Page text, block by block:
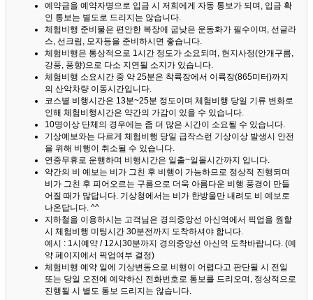
예약금을 예약자명으로 입금 시 저희에게 자동 통보가 되며, 입금 확
인 통보는 별도로 드리지는 않습니다.
체험비행 준비물은 편안한 복장에 굽낮은 운동화가 필수이며, 선글라
스, 선크림, 모자등을 준비하시면 좋습니다.
체험비행은 통상적으로 1시간 정도가 소요되며, 현지사정(안개구름,
강풍, 풍향)으로 다소 지연될 소지가 있습니다.
체험비행 소요시간 중 약 25분은 착륙장에서 이륙장(865미터)까지
의 산악차량 이동시간입니다.
코스별 비행시간은 13분~25분 정도이며 체험비행 당일 기류 변화로
인해 체험비행시간은 약간의 가감이 있을 수 있습니다.
10명이상 단체의 경우에는 좀 더 많은 시간이 소요될 수 있습니다.
기상예보와는 다르게 체험비행 당일 급작스런 기상이상 발생시 안전
을 위해 비행이 취소될 수 있습니다.
연중무휴로 운행하며 비행시간은 일출~일몰시간까지 입니다.
약간의 비 예보는 비가 그친 후 비행이 가능하므로 정상적 진행되며
비가 그친 후 피어오르는 구름으로 더욱 아름다운 비행 풍경이 만들
어질 때가 많답니다. 기상청에서는 비가 한방울만 내려도 비 예보로
나온답니다. ^^
지하철을 이용하시는 고객님은 경의중앙선 아신역에서 픽업을 원할
시 체험비행 미팅시간 30분전까지 도착하셔야 합니다.
예시 : 1시예약 / 12시30분까지 경의중앙선 아신역 도착바랍니다. (예
약 페이지에서 픽업여부 결정)
체험비행 예약 일에 기상변동으로 비행이 어렵다고 판단될 시 전일
또는 당일 오전에 예약하신 전화번호로 통보를 드리오며, 정상적으로
진행될 시 별도 통보 드리지는 않습니다.